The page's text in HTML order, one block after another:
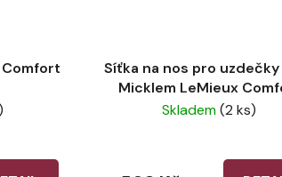
Comfort
Síťka na nos pro
Micklem LeMieux
Shield Drop Black
Skladem(2 ks)